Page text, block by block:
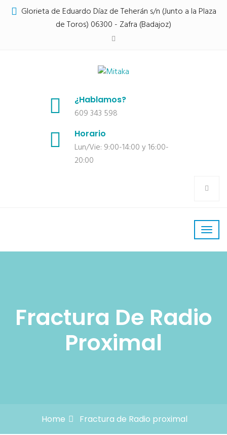
Glorieta de Eduardo Díaz de Teherán s/n (Junto a la Plaza
de Toros) 06300 - Zafra (Badajoz)
¿Hablamos?
609 343 598
Horario
Lun/Vie: 9:00-14:00 y 16:00-
20:00
Fractura De Radio
Proximal
Home Fractura de Radio proximal